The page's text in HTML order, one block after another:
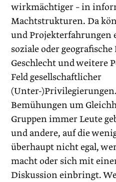
wirkmächtiger – in
Machtstrukturen. Da
und Projekterfahrungen
soziale oder
Geschlecht und weitere
Feld gesellschaftlicher
(Unter-
Bemühungen um
Gruppen immer Leute
und andere, auf die
überhaupt nicht egal,
macht oder sich mit
Diskussion einbringt.